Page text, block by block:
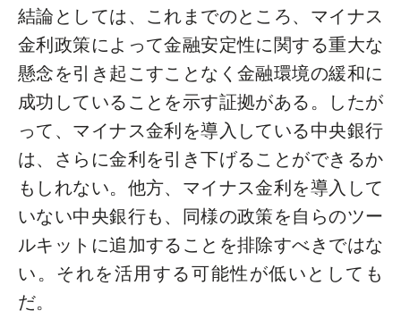
結論としては、これまでのところ、マイナス
金利政策によって金融安定性に関する重大な
懸念を引き起こすことなく金融環境の緩和に
成功していることを示す証拠がある。したが
って、マイナス金利を導入している中央銀行
は、さらに金利を引き下げることができるか
もしれない。他方、マイナス金利を導入して
いない中央銀行も、同様の政策を自らのツー
ルキットに追加することを排除すべきではな
い。それを活用する可能性が低いとしても
だ。